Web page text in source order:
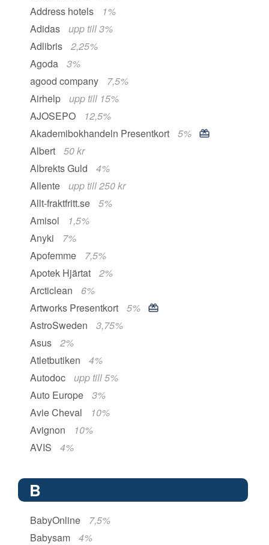
Address hotels
1%
Adidas
upp till 3%
Adlibris
2,25%
Agoda
3%
agood company
7,5%
Airhelp
upp till 15%
AJOSEPO
12,5%
Akademibokhandeln Presentkort
5%
Albert
50 kr
Albrekts Guld
4%
Allente
upp till 250 kr
Allt-fraktfritt.se
5%
Amisol
1,5%
Anyki
7%
Apofemme
7,5%
Apotek Hjärtat
2%
Arcticlean
6%
Artworks Presentkort
5%
AstroSweden
3,75%
Asus
2%
Atletbutiken
4%
Autodoc
upp till 5%
Auto Europe
3%
Avie Cheval
10%
Avignon
10%
AVIS
4%
B
BabyOnline
7,5%
Babysam
4%